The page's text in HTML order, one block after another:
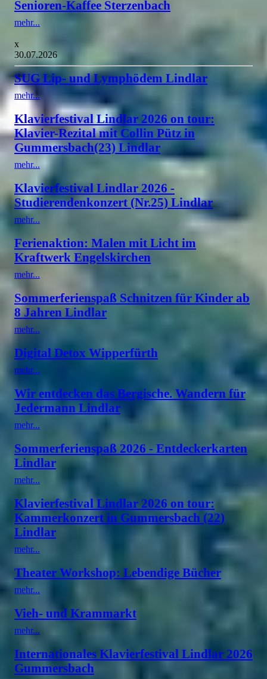
Senioren-Kaffee Sterzenbach
mehr...
x
30.07.2026
SUG Lip- und Lymphödem Lindlar
mehr...
Klavierfestival Lindlar 2026 on tour:
Klavier-Rezital mit Collin Pütz in
Gummersbach(23) Lindlar
mehr...
Klavierfestival Lindlar 2026 -
Studierendenkonzert (Nr.25) Lindlar
mehr...
Ferienaktion: Malen mit Licht im
Kraftwerk Engelskirchen
mehr...
Sommerferienspaß Schnitzen für Kinder ab
8 Jahren Lindlar
mehr...
Digital Detox Wipperfürth
mehr...
Wir entdecken das Bergische. Wandern für
Jedermann Lindlar
mehr...
Sommerferienspaß 2026 - Entdeckerkarten
Lindlar
mehr...
Klavierfestival Lindlar 2026 on tour:
Kammerkonzert in Gummersbach (22)
Lindlar
mehr...
Theater Workshop: Lebendige Bücher
mehr...
Vieh- und Krammarkt
mehr...
Internationales Klavierfestival Lindlar 2026
Gummersbach